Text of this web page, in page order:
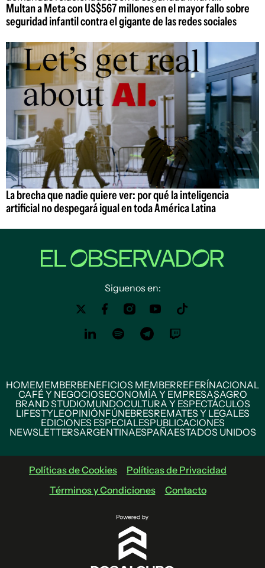
Multan a Meta con US$567 millones en el mayor fallo sobre
seguridad infantil contra el gigante de las redes sociales
La brecha que nadie quiere ver: por qué la inteligencia
artificial no despegará igual en toda América Latina
Siguenos en:
HOMEMEMBERBENEFICIOS MEMBERREFERÍNACIONAL
CAFÉ Y NEGOCIOSECONOMÍA Y EMPRESASAGRO
BRAND STUDIOMUNDOCULTURA Y ESPECTÁCULOS
LIFESTYLEOPINIÓNFÚNEBRESREMATES Y LEGALES
EDICIONES ESPECIALESPUBLICACIONES
NEWSLETTERSARGENTINAESPAÑAESTADOS UNIDOS
Políticas de Cookies
Políticas de Privacidad
Términos y Condiciones
Contacto